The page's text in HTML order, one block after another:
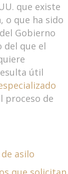
que existe
o que ha sido
Gobierno
del que el
útil
proceso de
asilo